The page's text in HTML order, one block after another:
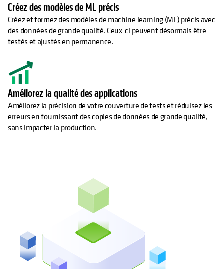
Créez des modèles de ML précis
Créez et formez des modèles de machine learning (ML) précis avec
des données de grande qualité. Ceux-ci peuvent désormais être
testés et ajustés en permanence.
Améliorez la qualité des applications
Améliorez la précision de votre couverture de tests et réduisez les
erreurs en fournissant des copies de données de grande qualité,
sans impacter la production.